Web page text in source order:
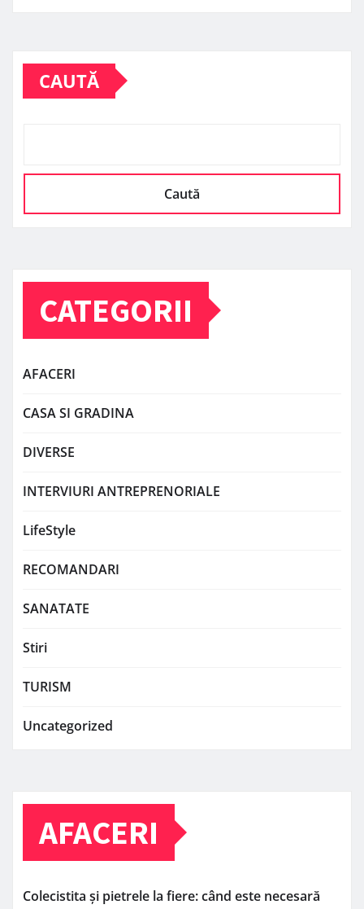
CAUTĂ
Caută
CATEGORII
AFACERI
CASA SI GRADINA
DIVERSE
INTERVIURI ANTREPRENORIALE
LifeStyle
RECOMANDARI
SANATATE
Stiri
TURISM
Uncategorized
AFACERI
Colecistita și pietrele la fiere: când este necesară